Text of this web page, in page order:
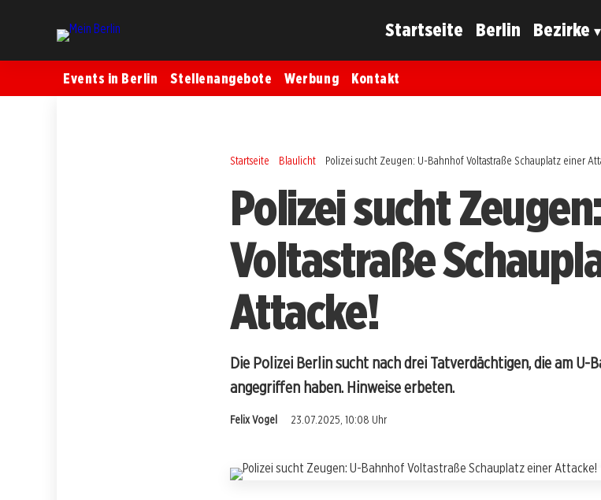
Startseite Berlin Bezirke
Events in Berlin Stellenangebote Werbung Kontakt
Startseite Blaulicht Polizei sucht Zeugen: U-Bahnhof Voltastraße Schauplatz einer
Polizei sucht
Voltastraße
Attacke!
Die Polizei Berlin sucht nach drei Tatverdächtigen, die am
angegriffen haben. Hinweise erbeten.
Felix Vogel 23.07.2025, 10:08 Uhr